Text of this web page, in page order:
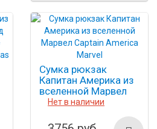
Сумка рюкзак
Капитан Америка из
вселенной Марвел
Captain America
Нет в наличии